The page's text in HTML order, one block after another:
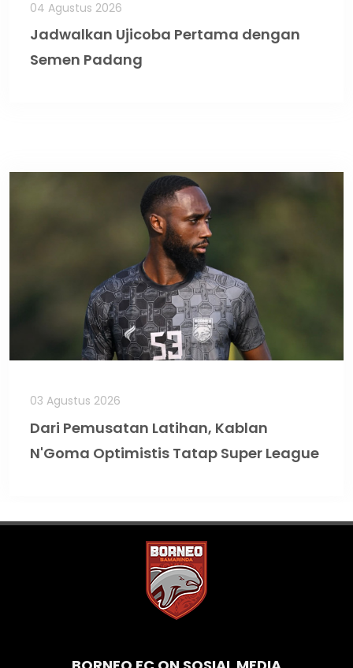
04 Agustus 2026
Jadwalkan Ujicoba Pertama dengan
Semen Padang
03 Agustus 2026
Dari Pemusatan Latihan, Kablan
N'Goma Optimistis Tatap Super League